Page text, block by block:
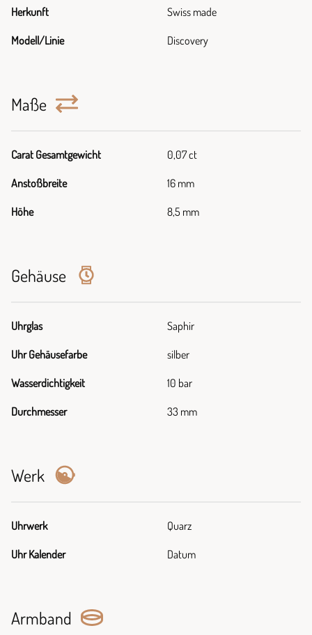
Herkunft Swiss made
Modell/Linie Discovery
Maße
Carat Gesamtgewicht 0,07 ct
Anstoßbreite 16 mm
Höhe 8,5 mm
Gehäuse
Uhrglas Saphir
Uhr Gehäusefarbe silber
Wasserdichtigkeit 10 bar
Durchmesser 33 mm
Werk
Uhrwerk Quarz
Uhr Kalender Datum
Armband